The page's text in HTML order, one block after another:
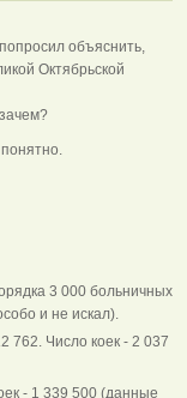
объяснить,
Октябрьской
3 000 больничных
и не искал).
762. Число коек - 2 037
- 1 339 500 (данные